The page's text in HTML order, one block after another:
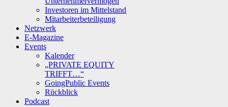
Investoren im Mittelstand
Mitarbeiterbeteiligung
Netzwerk
E-Magazine
Events
Kalender
„PRIVATE EQUITY
TRIFFT…“
GoingPublic Events
Rückblick
Podcast